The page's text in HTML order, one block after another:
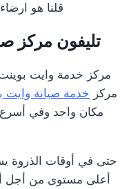
قلنا هو
تليفون مركز
مركز خدمة وايت
مركز خدمة صيانة وايت
مكان واحد وفي أسرع
حتى في أوقات الذروة